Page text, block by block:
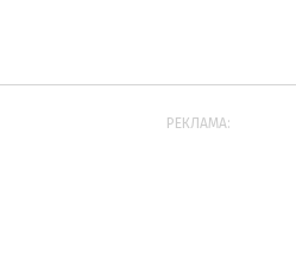
РЕКЛАМА: